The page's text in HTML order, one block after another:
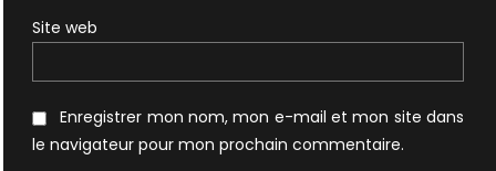
Site web
Enregistrer mon nom, mon e-mail et mon site dans
le navigateur pour mon prochain commentaire.